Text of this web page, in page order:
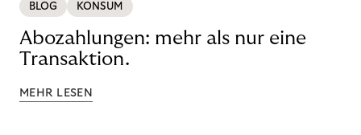
BLOG KONSUM
Abozahlungen: mehr als nur eine
Transaktion.
MEHR LESEN